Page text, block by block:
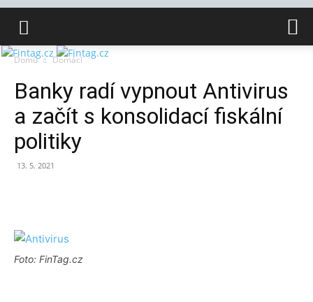
Domů Domácí
Banky radí vypnout Antivirus
a začít s konsolidací fiskální
politiky
13. 5. 2021
Foto: FinTag.cz